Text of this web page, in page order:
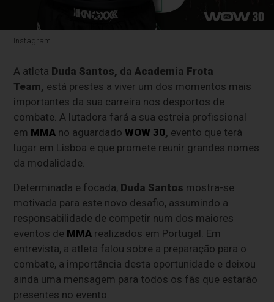
Instagram
A atleta Duda Santos, da Academia Frota
Team, está prestes a viver um dos momentos mais
importantes da sua carreira nos desportos de
combate. A lutadora fará a sua estreia profissional
em MMA no aguardadoWOW 30, evento que terá
lugar em Lisboa e que promete reunir grandes nomes
da modalidade.
Determinada e focada, Duda Santos mostra-se
motivada para este novo desafio, assumindo a
responsabilidade de competir num dos maiores
eventos de MMA realizados em Portugal. Em
entrevista, a atleta falou sobre a preparação para o
combate, a importância desta oportunidade e deixou
ainda uma mensagem para todos os fãs que estarão
presentes no evento.